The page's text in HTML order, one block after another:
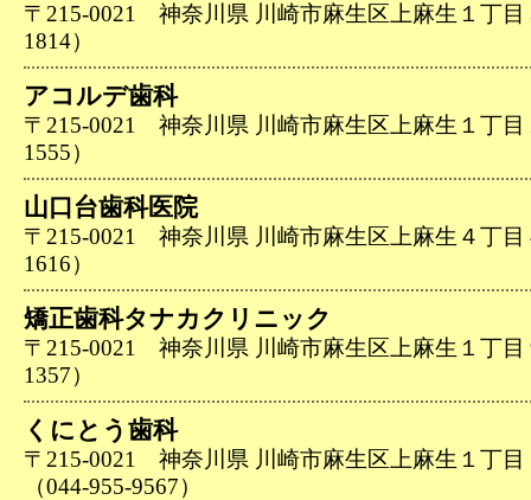
〒215-0021 神奈川県 川崎市麻生区上麻生１丁目
1814）
アコルデ歯科
〒215-0021 神奈川県 川崎市麻生区上麻生１丁目
1555）
山口台歯科医院
〒215-0021 神奈川県 川崎市麻生区上麻生４丁目
1616）
矯正歯科タナカクリニック
〒215-0021 神奈川県 川崎市麻生区上麻生１丁目
1357）
くにとう歯科
〒215-0021 神奈川県 川崎市麻生区上麻生１丁目
（044-955-9567）